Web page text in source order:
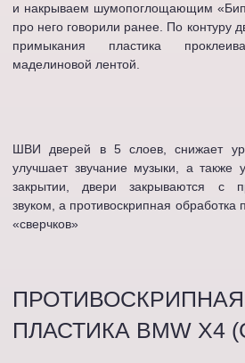
и накрываем шумопоглощающим
про него говорили ранее. По контуру
примыкания пластика
маделиновой лентой.
ШВИ дверей в 5 слоев, снижает
улучшает звучание музыки, а также
закрытии, двери закрываются с
звуком, а противоскрипная обработка
«сверчков»
ПЛАСТИКА BMW X4